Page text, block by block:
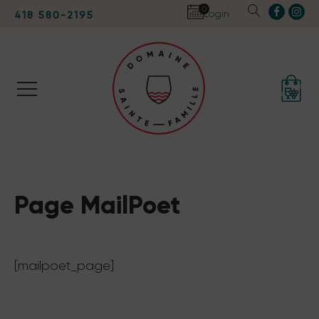
418 580-2195
0Login
Page MailPoet
[mailpoet_page]